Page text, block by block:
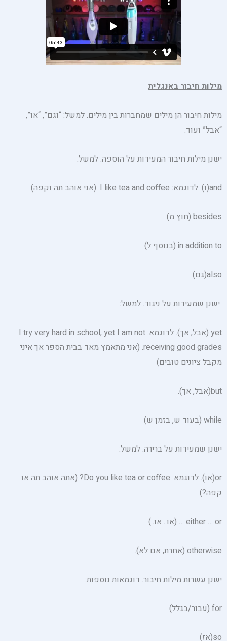
מילות חיבור באנגלית
מילות חיבור הן מילים שמחברות בין מילים. למשל: “וגם”, “או”,
“אבל” ועוד.
ישנן מילות חיבור המעידות על הוספה. למשל:
and(ו). לדוגמא: I like tea and coffee. (אני אוהב תה וקפה)
besides (חוץ מ)
in addition to (בנוסף ל)
also(גם)
ישנן שמעידות על ניגוד. למשל:
yet (אבל, אך). לדוגמא: I try very hard in school, yet I am not
receiving good grades. (אני מתאמץ מאד בבית הספר אך איני
מקבל ציונים טובים)
but(אבל, אך).
while (בעוד ש, בזמן ש)
ישנן שמעידות על ברירה. למשל:
or(או). לדוגמא: Do you like tea or coffee? (אתה אוהב תה או
קפה?)
either … or … (או.. או..)
otherwise (אחרת, אם לא).
ישנן עשרות מילות חיבור. דוגמאות נוספות:
for (עבור/בגלל)
so(אז)